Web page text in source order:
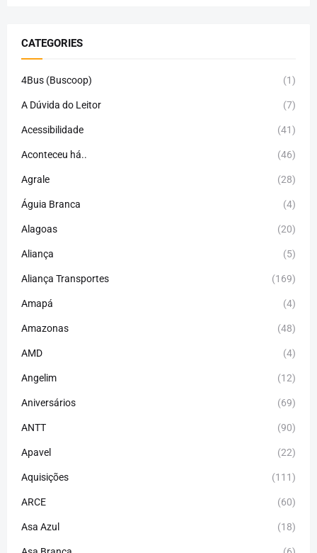
CATEGORIES
4Bus (Buscoop) (1)
A Dúvida do Leitor (7)
Acessibilidade (41)
Aconteceu há.. (46)
Agrale (28)
Águia Branca (4)
Alagoas (20)
Aliança (5)
Aliança Transportes (169)
Amapá (4)
Amazonas (48)
AMD (4)
Angelim (12)
Aniversários (69)
ANTT (90)
Apavel (22)
Aquisições (111)
ARCE (60)
Asa Azul (18)